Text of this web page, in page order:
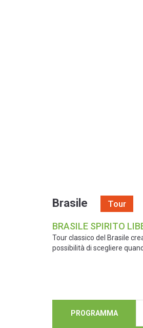
Brasile Tour
BRASILE SPIRITO
Tour classico del Brasile
possibilità di scegliere
PROGRAMMA